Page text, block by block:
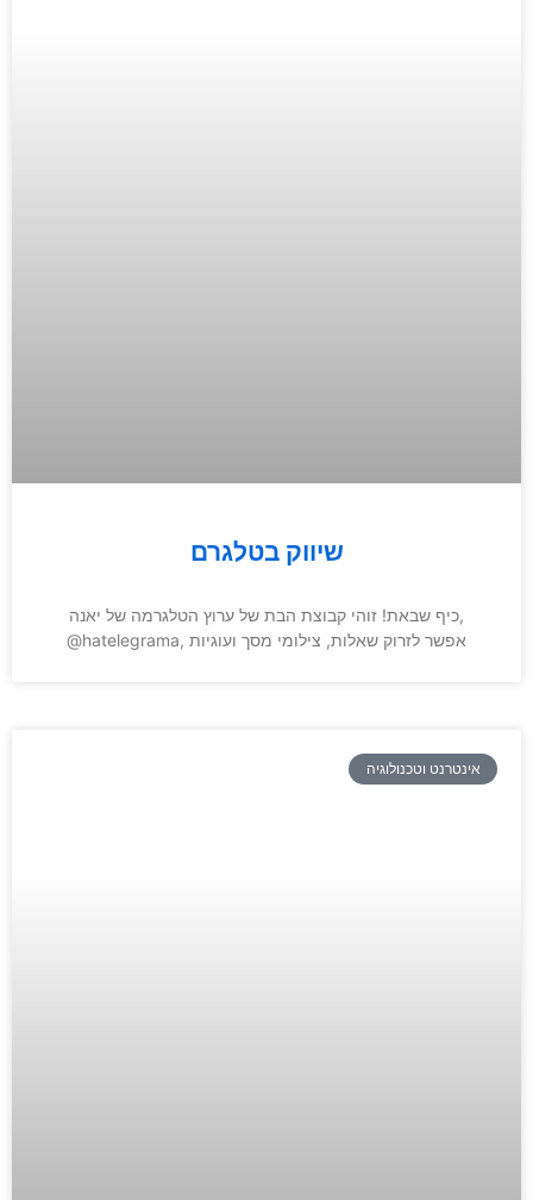
שיווק בטלגרם
כיף שבאת! זוהי קבוצת הבת של ערוץ הטלגרמה של יאנה,
@hatelegrama, אפשר לזרוק שאלות, צילומי מסך ועוגיות
אינטרנט וטכנולוגיה